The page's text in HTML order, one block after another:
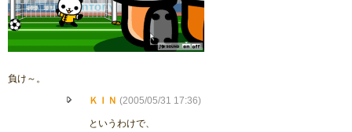
負け～。
ＫＩＮ (2005/05/31 17:36)
というわけで、